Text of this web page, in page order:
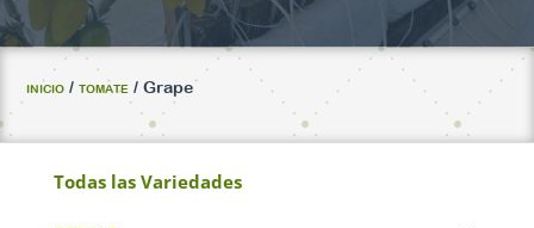
INICIO /TOMATE / Grape
Todas las Variedades